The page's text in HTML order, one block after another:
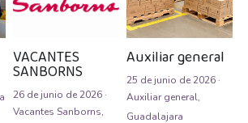
ventas
Venta y Gerente de Sucursal
VACANTES
SANBORNS
26 de junio de 2026·
Vacantes Sanborns,
Auxiliar general
25 de junio de 2026·
Auxiliar general,
Guadalajara